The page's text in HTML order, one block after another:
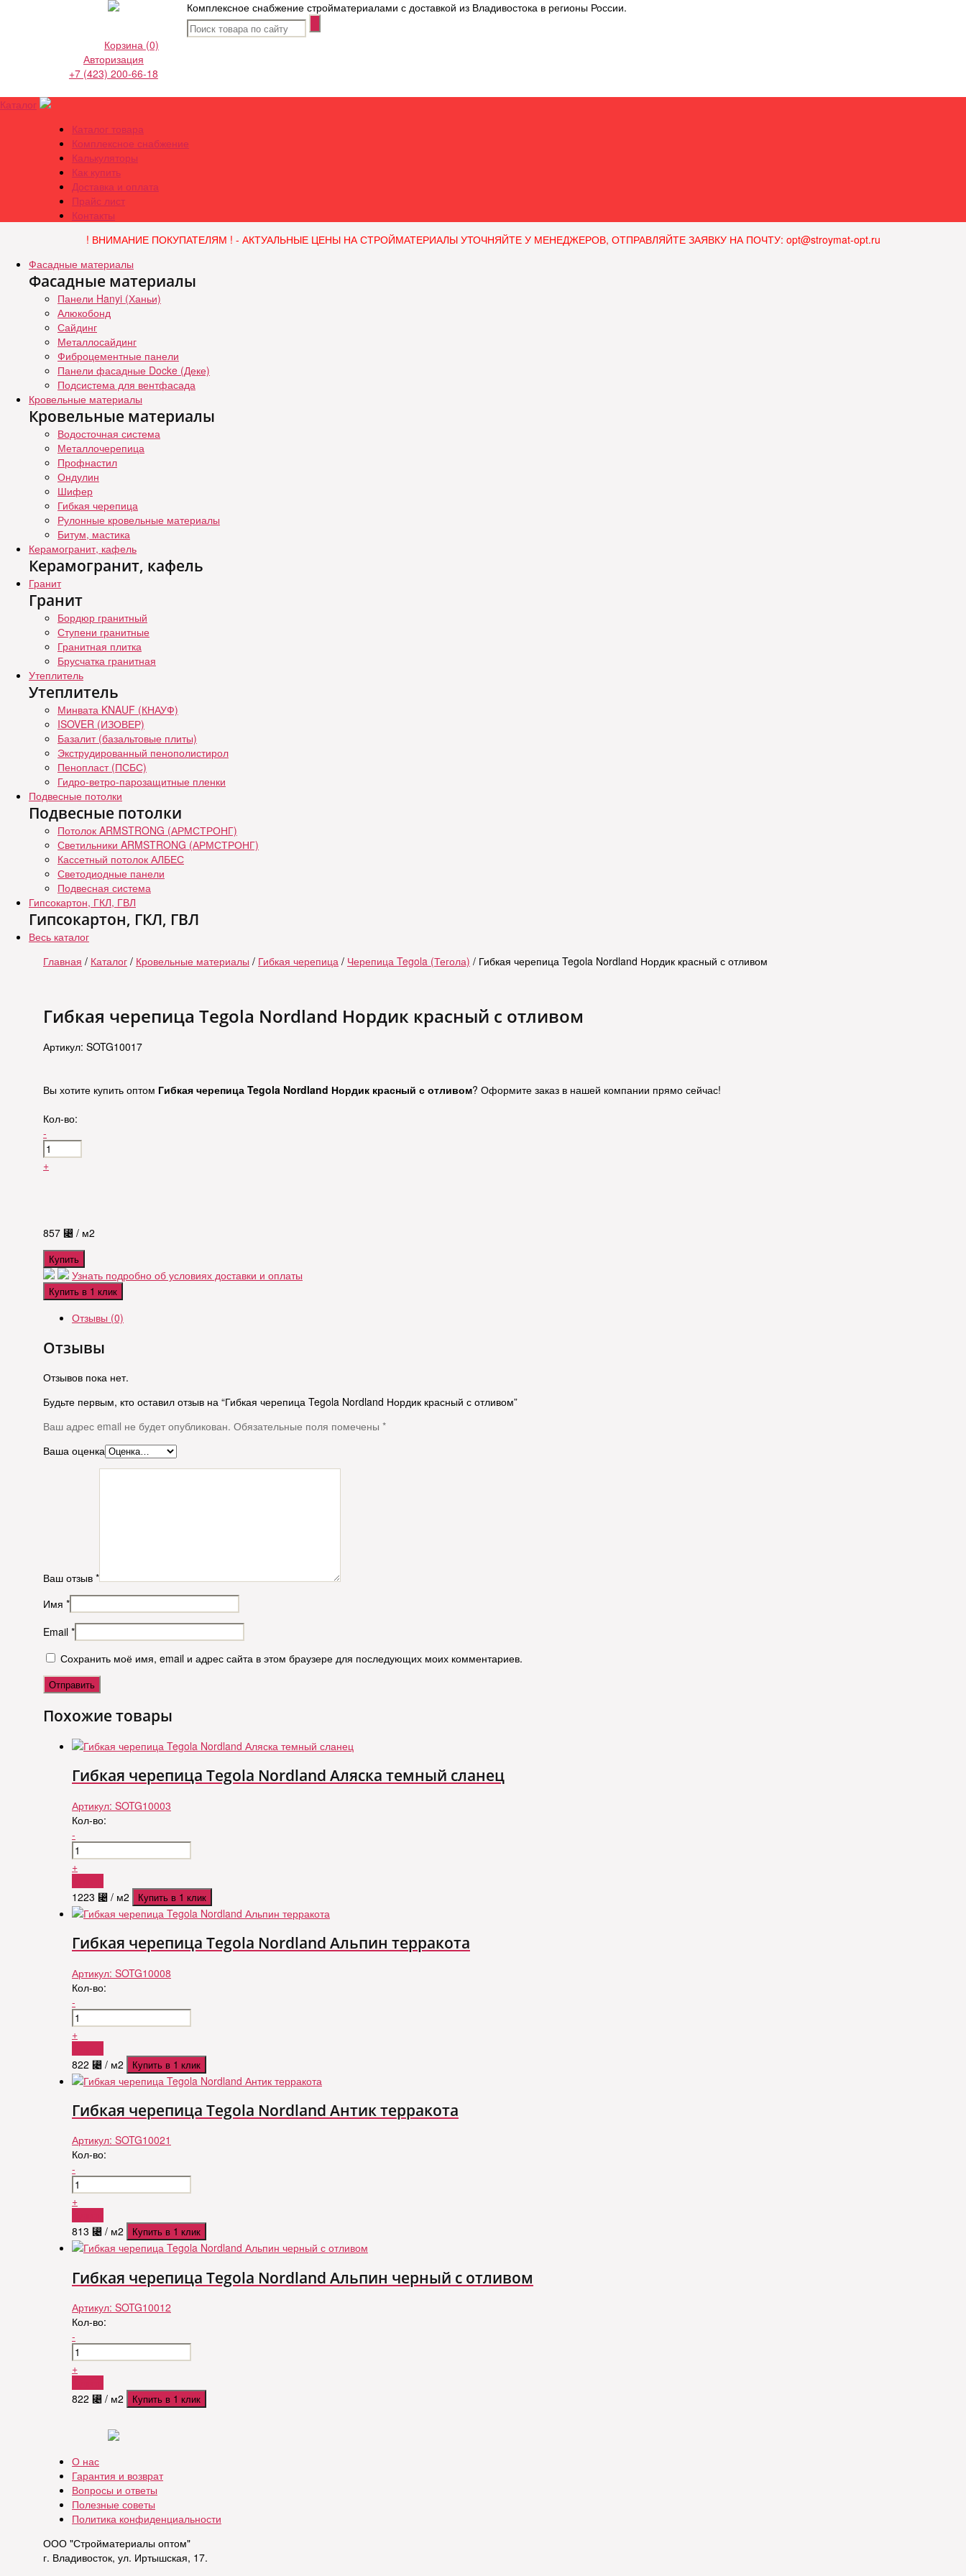
Комплексное снабжение стройматериалами с доставкой из Владивостока в регионы России.
Корзина (0)
Авторизация
+7 (423) 200-66-18
Каталог
Каталог товара
Комплексное снабжение
Калькуляторы
Как купить
Доставка и оплата
Прайс лист
Контакты
! ВНИМАНИЕ ПОКУПАТЕЛЯМ ! - АКТУАЛЬНЫЕ ЦЕНЫ НА СТРОЙМАТЕРИАЛЫ УТОЧНЯЙТЕ У МЕНЕДЖЕРОВ, ОТПРАВЛЯЙТЕ ЗАЯВКУ НА ПОЧТУ: opt@stroymat-opt.ru
Фасадные материалы
Фасадные материалы
Панели Hanyi (Ханьи)
Алюкобонд
Сайдинг
Металлосайдинг
Фиброцементные панели
Панели фасадные Docke (Деке)
Подсистема для вентфасада
Кровельные материалы
Кровельные материалы
Водосточная система
Металлочерепица
Профнастил
Ондулин
Шифер
Гибкая черепица
Рулонные кровельные материалы
Битум, мастика
Керамогранит, кафель
Керамогранит, кафель
Гранит
Гранит
Бордюр гранитный
Ступени гранитные
Гранитная плитка
Брусчатка гранитная
Утеплитель
Утеплитель
Минвата KNAUF (КНАУФ)
ISOVER (ИЗОВЕР)
Базалит (базальтовые плиты)
Экструдированный пенополистирол
Пенопласт (ПСБС)
Гидро-ветро-парозащитные пленки
Подвесные потолки
Подвесные потолки
Потолок ARMSTRONG (АРМСТРОНГ)
Светильники ARMSTRONG (АРМСТРОНГ)
Кассетный потолок АЛБЕС
Светодиодные панели
Подвесная система
Гипсокартон, ГКЛ, ГВЛ
Гипсокартон, ГКЛ, ГВЛ
Весь каталог
Главная / Каталог / Кровельные материалы / Гибкая черепица / Черепица Tegola (Тегола) / Гибкая черепица Tegola Nordland Нордик красный с отливом
Гибкая черепица Tegola Nordland Нордик красный с отливом
Артикул: SOTG10017
Вы хотите купить оптом Гибкая черепица Tegola Nordland Нордик красный с отливом? Оформите заказ в нашей компании прямо сейчас!
Кол-во:
-
+
857 ⃄ / м2
Купить
Узнать подробно об условиях доставки и оплаты
Купить в 1 клик
Отзывы (0)
Отзывы
Отзывов пока нет.
Будьте первым, кто оставил отзыв на “Гибкая черепица Tegola Nordland Нордик красный с отливом”
Ваш адрес email не будет опубликован. Обязательные поля помечены *
Ваша оценка
Ваш отзыв *
Имя *
Email *
Сохранить моё имя, email и адрес сайта в этом браузере для последующих моих комментариев.
Похожие товары
Гибкая черепица Tegola Nordland Аляска темный сланец
Артикул: SOTG10003
Кол-во:
-
+
1223 ⃄ / м2 Купить в 1 клик
Гибкая черепица Tegola Nordland Альпин терракота
Артикул: SOTG10008
Кол-во:
-
+
822 ⃄ / м2 Купить в 1 клик
Гибкая черепица Tegola Nordland Антик терракота
Артикул: SOTG10021
Кол-во:
-
+
813 ⃄ / м2 Купить в 1 клик
Гибкая черепица Tegola Nordland Альпин черный с отливом
Артикул: SOTG10012
Кол-во:
-
+
822 ⃄ / м2 Купить в 1 клик
О нас
Гарантия и возврат
Вопросы и ответы
Полезные советы
Политика конфиденциальности
ООО "Стройматериалы оптом"
г. Владивосток, ул. Иртышская, 17.